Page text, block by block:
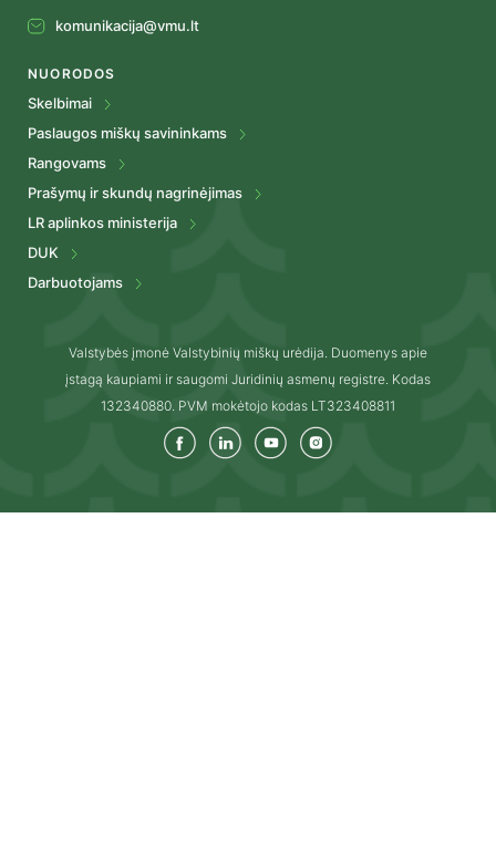
komunikacija@vmu.lt
NUORODOS
Skelbimai
Paslaugos miškų savininkams
Rangovams
Prašymų ir skundų nagrinėjimas
LR aplinkos ministerija
DUK
Darbuotojams
Valstybės įmonė Valstybinių miškų urėdija. Duomenys apie
įstagą kaupiami ir saugomi Juridinių asmenų registre. Kodas
132340880. PVM mokėtojo kodas LT323408811